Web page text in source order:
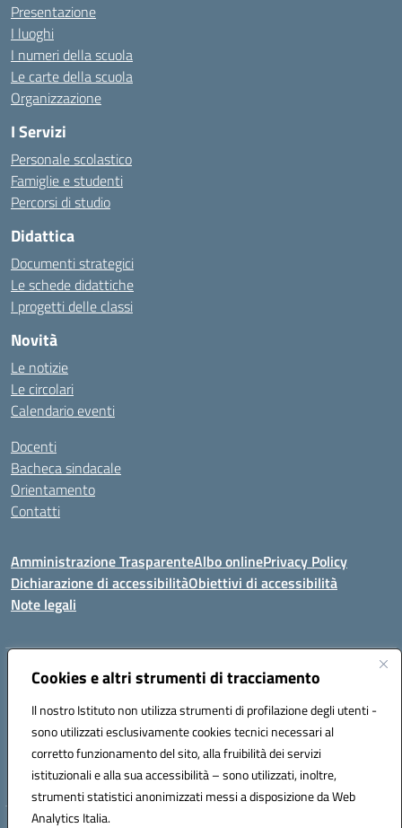
Cookies e altri strumenti di tracciamento
Il nostro Istituto non utilizza strumenti di profilazione degli utenti -
sono utilizzati esclusivamente cookies tecnici necessari al
corretto funzionamento del sito, alla fruibilità dei servizi
istituzionali e alla sua accessibilità – sono utilizzati, inoltre,
strumenti statistici anonimizzati messi a disposizione da Web
Analytics Italia.
Presentazione
I luoghi
I numeri della scuola
Le carte della scuola
Organizzazione
I Servizi
Personale scolastico
Famiglie e studenti
Percorsi di studio
Didattica
Documenti strategici
Le schede didattiche
I progetti delle classi
Novità
Le notizie
Le circolari
Calendario eventi
Docenti
Bacheca sindacale
Orientamento
Contatti
Amministrazione TrasparenteAlbo onlinePrivacy Policy
Dichiarazione di accessibilitàObiettivi di accessibilità
Note legali
Indirizzo:Viale P. Togliatti snc 67039 Sulmona (AQ)
Posta elettronica certificata (PEC):aqis01900g@pec.istruzione.it
Codice fiscale: 92025400661
Codice meccanografico: AQIS01900G